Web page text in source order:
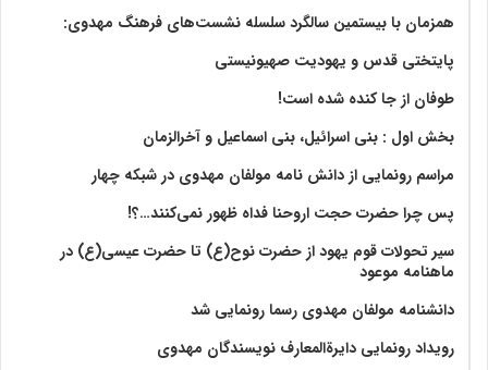
همزمان با بیستمین سالگرد سلسله نشست‌های فرهنگ مهدوی:‌
پایتختی قدس و یهودیت صهیونیستی
طوفان از جا کنده شده است!
بخش اول : بنی اسرائیل، بنی اسماعیل و آخرالزمان
مراسم رونمایی از دانش نامه مولفان مهدوی در شبکه چهار
پس چرا حضرت حجت اروحنا فداه ظهور نمی‌کنند…؟!
سیر تحولات قوم یهود از حضرت نوح(ع) تا حضرت عیسی(ع) در
ماهنامه موعود
دانشنامه مولفان مهدوی رسما رونمایی شد
رویداد رونمایی دایرةالمعارف نویسندگان مهدوی